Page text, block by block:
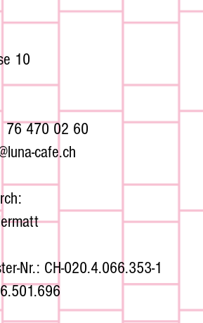
10
76 470 02 60
cafe.ch
Nr.: CH-020.4.066.353-1